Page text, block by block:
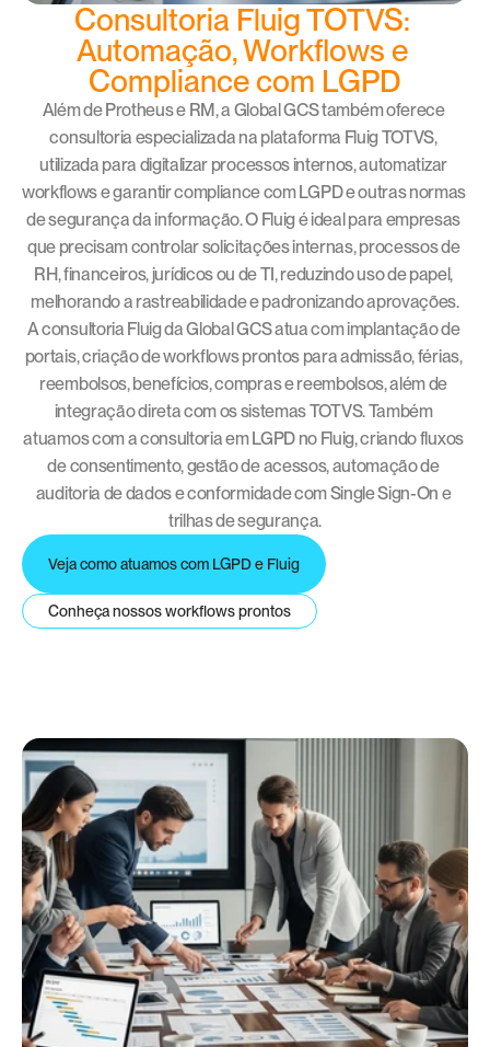
Consultoria Fluig TOTVS:
Automação, Workflows e
Compliance com LGPD
Além de Protheus e RM, a Global GCS também oferece
consultoria especializada na plataforma Fluig TOTVS,
utilizada para digitalizar processos internos, automatizar
workflows e garantir compliance com LGPD e outras normas
de segurança da informação. O Fluig é ideal para empresas
que precisam controlar solicitações internas, processos de
RH, financeiros, jurídicos ou de TI, reduzindo uso de papel,
melhorando a rastreabilidade e padronizando aprovações.
A consultoria Fluig da Global GCS atua com implantação de
portais, criação de workflows prontos para admissão, férias,
reembolsos, benefícios, compras e reembolsos, além de
integração direta com os sistemas TOTVS. Também
atuamos com a consultoria em LGPD no Fluig, criando fluxos
de consentimento, gestão de acessos, automação de
auditoria de dados e conformidade com Single Sign-On e
trilhas de segurança.
Veja como atuamos com LGPD e Fluig
Conheça nossos workflows prontos